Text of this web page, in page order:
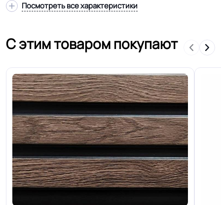
Страна производства Россия
Область применения
Применяются для использование
в коммерческих и бытовый
помещениях с нормальной
Уникальная
особенность
Доступная цена. Реалистичная
структура дерева
Посмотреть все характеристики
С этим товаром покупают